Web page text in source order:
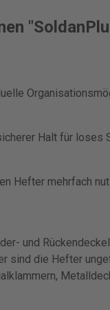
Halt für loses
Hefter mehrfach
und
sind die Hefter